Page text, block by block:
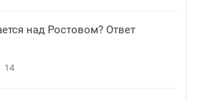
над Ростовом? Ответ
14